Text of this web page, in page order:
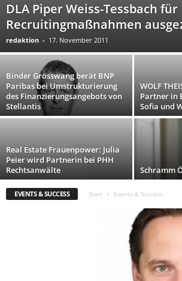
DLA Piper Weiss-Tessbach für
Recruitingmaßnahmen
redaktion - 17. November 2011
Binder Grösswang berät BNP
Paribas bei Umstrukturierung
des Finanzierungsangebots von
Stellantis
WOLF
Partner in
Sofia und
Real Estate Frauenpower: Julia
Peier wird Partnerin bei PHH
Rechtsanwälte
Schramm
EVENTS & SUCCESS Start Events & Success